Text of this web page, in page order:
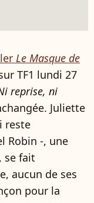
Le Masque de
TF1 lundi 27
reprise, ni
Juliette
reste
Robin -, une
se fait
aucun de ses
pour la